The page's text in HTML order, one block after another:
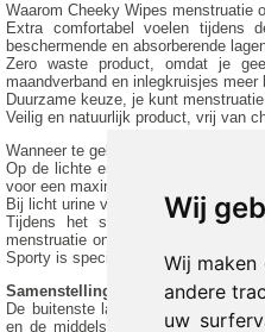
Wij
Wij
andere
uw
Waarom Cheeky Wipes menstruatie
Extra comfortabel voelen tijdens
beschermende en absorberende
Zero waste product, omdat je
maandverband en inlegkruisjes
Duurzame keuze, je kunt
Veilig en natuurlijk product, vrij van
Wanneer te gebruiken?
Op de lichte en zwaardere dagen
voor een maximale bescherming.
Bij licht urine verlies of lichte
Tijdens het sporten zit
menstruatie ondergoed kan je
Sporty is speciaal ontworpen voor
Samenstelling
De buitenste laag is gemaakt van
en de middelste laag zijn gemaakt